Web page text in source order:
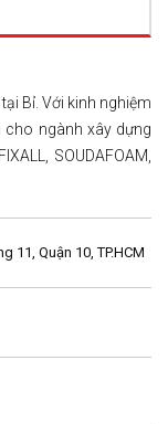
Bỉ. Với kinh nghiệm
ngành xây dựng
SOUDAFOAM,
11, Quận 10, TP.HCM